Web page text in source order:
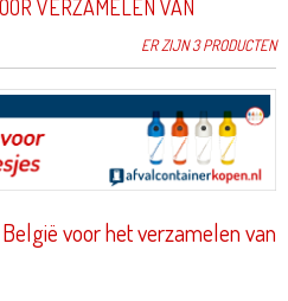
VERZAMELEN VAN
ER ZIJN 3 PRODUCTEN
voor het verzamelen van